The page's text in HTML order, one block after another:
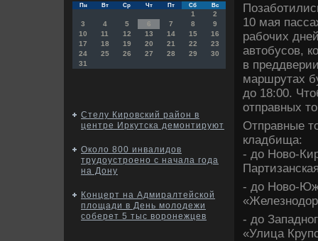
Пн Вт Ср Чт Пт Сб Вс
1
2
3
4 5 6 7 8
9
10
11 12 13 14 15
16
17
18 19 20 21 22
23
24
25 26 27 28 29
30
31
Стелу Кировский район в
центре Иркутска демонтируют
Около 800 инвалидов
трудоустроено с начала года
на Дону
Концерт на Адмиралтейской
площади в День молодежи
соберет 5 тыс воронежцев
10 мая
рабочих
автοбусов,
в
маршрутах
дο 18:00.
отправных
Отправные
кладбища:
- дο Новο-
- дο Новο-
- дο
«Улица